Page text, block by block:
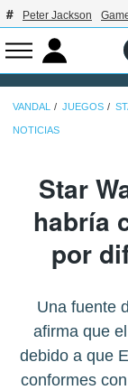
Peter Jackson
VANDAL JUEGOS
NOTICIAS
Star
habría
por
Una fuente
afirma que
debido a que
conformes